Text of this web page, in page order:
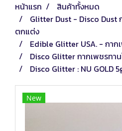
หน้าแรก
สินค้าทั้งหมด
Glitter Dust - Disco Dust
ตกแต่ง
Edible Glitter USA. - กาก
Disco Glitter กากเพชรทา
Disco Glitter : NU GOLD
New